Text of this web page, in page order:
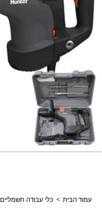
עמוד הבית > כלי עבודה חשמליים